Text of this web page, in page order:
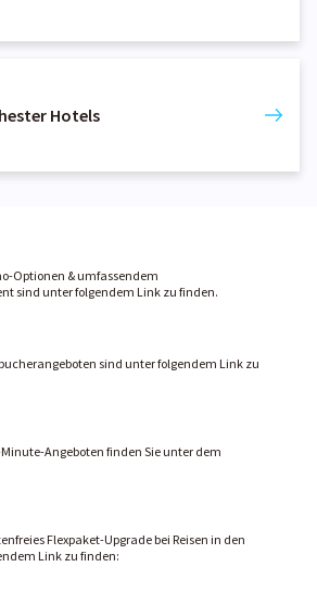
Hotels
Optionen & umfassendem
sind unter folgendem Link zu finden.
sind unter folgendem Link zu
Minute-Angeboten finden Sie unter dem
Flexpaket-Upgrade bei Reisen in den
Link zu finden: